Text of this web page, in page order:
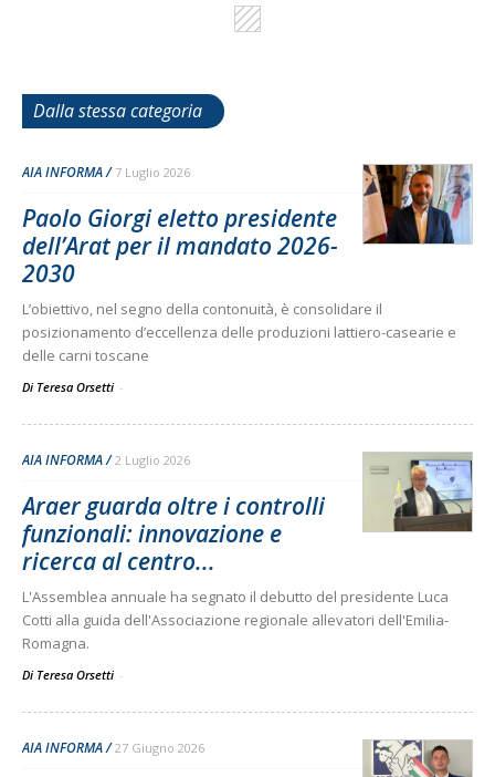
Dalla stessa categoria
AIA INFORMA 7 Luglio 2026
Paolo Giorgi eletto presidente
dell’Arat per il mandato 2026-
2030
L’obiettivo, nel segno della contonuità, è consolidare il
posizionamento d’eccellenza delle produzioni lattiero-casearie e
delle carni toscane
Di Teresa Orsetti -
AIA INFORMA 2 Luglio 2026
Araer guarda oltre i controlli
funzionali: innovazione e
ricerca al centro...
L'Assemblea annuale ha segnato il debutto del presidente Luca
Cotti alla guida dell'Associazione regionale allevatori dell'Emilia-
Romagna.
Di Teresa Orsetti -
AIA INFORMA 27 Giugno 2026